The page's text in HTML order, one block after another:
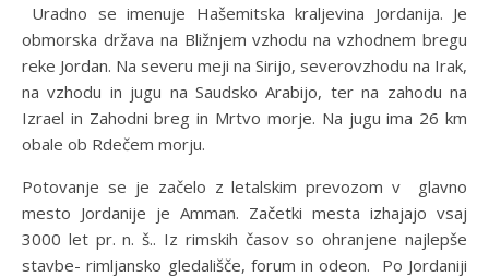
Uradno se imenuje Hašemitska kraljevina Jordanija. Je
obmorska država na Bližnjem vzhodu na vzhodnem bregu
reke Jordan. Na severu meji na Sirijo, severovzhodu na Irak,
na vzhodu in jugu na Saudsko Arabijo, ter na zahodu na
Izrael in Zahodni breg in Mrtvo morje. Na jugu ima 26 km
obale ob Rdečem morju.
Potovanje se je začelo z letalskim prevozom v glavno
mesto Jordanije je Amman. Začetki mesta izhajajo vsaj
3000 let pr. n. š.. Iz rimskih časov so ohranjene najlepše
stavbe- rimljansko gledališče, forum in odeon. Po Jordaniji